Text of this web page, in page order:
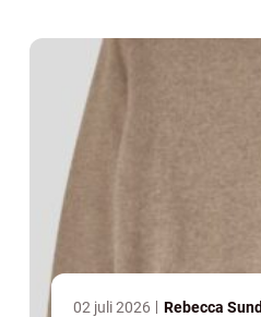
02 juli 2026 Rebecca